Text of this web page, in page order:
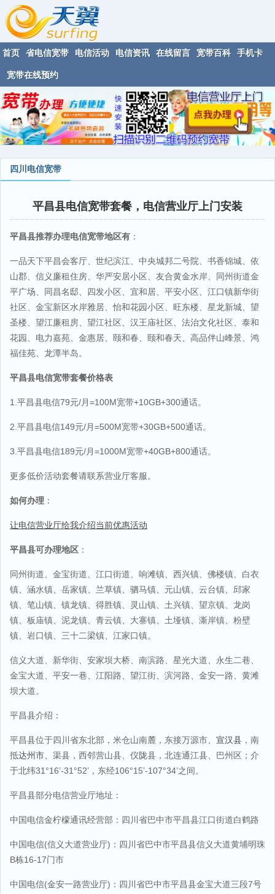
首页 省电信宽带 电信活动 电信资讯 在线留言 宽带百科 手机卡
宽带在线预约
四川电信宽带
平昌县电信宽带套餐，电信营业厅上门安装
平昌县推荐办理电信宽带地区有 ：
一品天下平昌会客厅、世纪滨江、中央城邦二号院、书香锦城、依
山郡、信义廉租住房、华严安居小区、友合黄金水岸、同州街道金
平广场、同昌名邸、四发小区、宜和居、平安小区、江口镇新华街
社区、金宝新区水岸雅居、怡和花园小区、旺东楼、星龙新城、望
圣楼、望江廉租房、望江社区、汉王庙社区、法治文化社区、泰和
花园、电力嘉苑、金惠居、颐和春、颐和春天、高品伴山峰景、鸿
福佳苑、龙潭半岛。
平昌县电信宽带套餐价格表
1.平昌县电信79元/月=100M宽带+10GB+300通话。
2.平昌县电信149元/月=500M宽带+30GB+500通话。
3.平昌县电信189元/月=1000M宽带+40GB+800通话。
更多低价活动套餐请联系营业厅客服。
如何办理 ：
让电信营业厅给我介绍当前优惠活动
平昌县可办理地区 ：
同州街道、金宝街道、江口街道、响滩镇、西兴镇、佛楼镇、白衣
镇、涵水镇、岳家镇、兰草镇、驷马镇、元山镇、云台镇、邱家
镇、笔山镇、镇龙镇、得胜镇、灵山镇、土兴镇、望京镇、龙岗
镇、板庙镇、泥龙镇、青云镇、大寨镇、土垭镇、澌岸镇、粉壁
镇、岩口镇、三十二梁镇、江家口镇。
信义大道、新华街、安家坝大桥、南滨路、星光大道、永生二巷、
金宝大道、平安一巷、江阳路、望江街、滨河路、金安一路、黄滩
坝大道。
平昌县介绍：
平昌县位于四川省东北部，米仓山南麓，东接万源市、 宣汉县 ，南
抵达州市 、渠县，西邻营山县、仪陇县，北连通江县、巴州区；介
于北纬31°16’-31°52’，东经106°15’-107°34’之间。
平昌县部分电信营业厅地址：
中国电信金柠檬通讯经营部：四川省巴中市平昌县江口街道白鹤路
中国电信(信义大道营业厅)：四川省巴中市平昌县信义大道黄埔明珠
B栋16-17门市
中国电信(金安一路营业厅)：四川省巴中市平昌县金宝大道三段7号